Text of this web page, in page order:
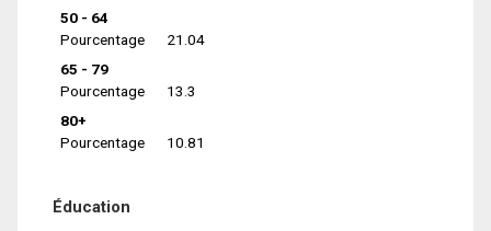
50 - 64
Pourcentage
21.04
65 - 79
Pourcentage
13.3
80+
Pourcentage
10.81
Éducation